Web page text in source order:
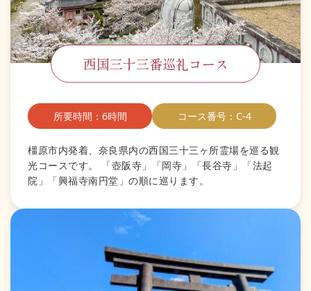
西国三十三番巡礼コース
所要時間：6時間 コース番号：C-4
橿原市内発着、奈良県内の西国三十三ヶ所霊場を巡る観
光コースです。 「壺阪寺」「岡寺」「長谷寺」「法起
院」「興福寺南円堂」の順に巡ります。